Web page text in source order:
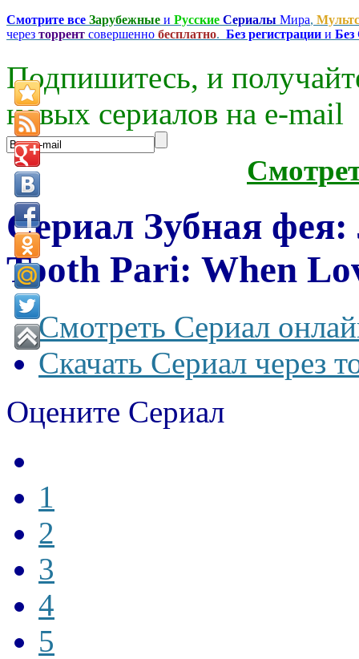
Смотрите все Зарубежные и Русские Сериалы Мира,
через торрент совершенно бесплатно. Без регистрации и
Подпишитесь, и
новых сериалов на e-mаil
Сериал Зубная
Tooth Pari: When
Смотреть Сериал
Скачать Сериал через
Оцените Сериал
1
2
3
4
5